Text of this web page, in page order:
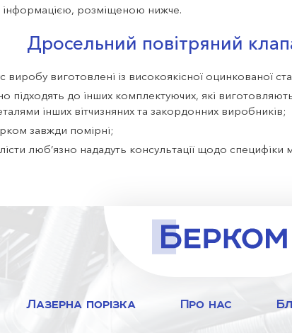
розміщеною нижче.
Дросельний повітряний
виробу виготовлені із високоякісної оцинкованої
підходять до інших комплектуючих, які
інших вітчизняних та закордонних виробників;
завжди помірні;
люб’язно нададуть консультації щодо специфіки
регіонах України, проста і безперебійна робота
пошуки і гроші на дешеві та неякісні товари!
і роздрібним клієнтам на веб-сайті ТОВ ВКФ
При виникненні запитань щодо сумісності
або телефонуйте консультантам за
Лазерна порізка Про нас